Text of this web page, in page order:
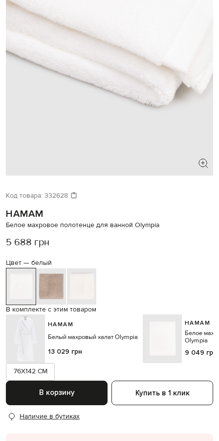
Код товара: 332628
HAMAM
Белое махровое полотенце для ванной Olympia
5 688 грн
Цвет — белый
В комплекте с этим товаром
HAMAM
Белый махровый халат Olympia
13 029 грн
HAMAM
Белое
Olympia
9 049 грн
76X142 CM
В корзину Купить в 1 клик
Наличие в бутиках